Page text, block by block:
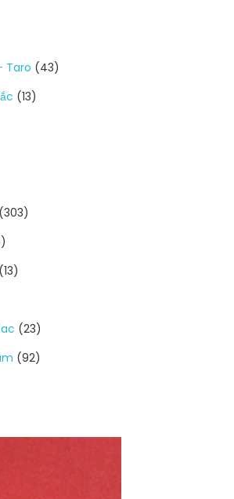
Taro (43)
(13)
(303)
(13)
(23)
(92)